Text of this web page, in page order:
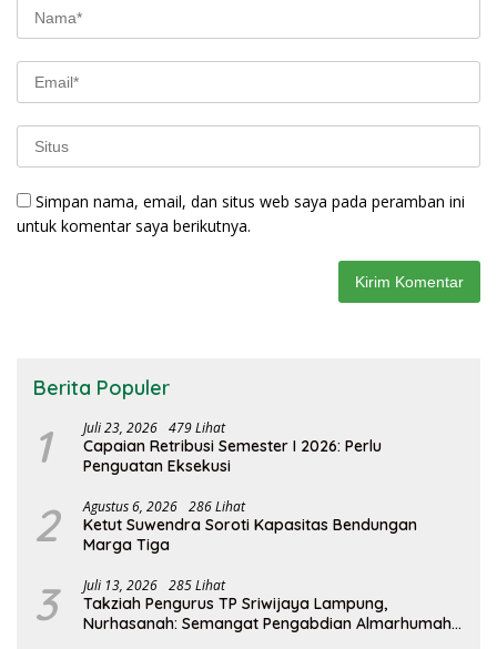
Simpan nama, email, dan situs web saya pada peramban ini
untuk komentar saya berikutnya.
Berita Populer
1 Juli 23, 2026 479 Lihat
Capaian Retribusi Semester I 2026: Perlu
Penguatan Eksekusi
2 Agustus 6, 2026 286 Lihat
Ketut Suwendra Soroti Kapasitas Bendungan
Marga Tiga
3 Juli 13, 2026 285 Lihat
Takziah Pengurus TP Sriwijaya Lampung,
Nurhasanah: Semangat Pengabdian Almarhumah